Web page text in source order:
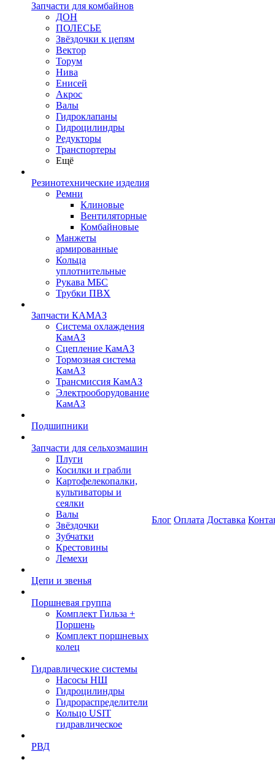
Запчасти для комбайнов
ДОН
ПОЛЕСЬЕ
Звёздочки к цепям
Вектор
Торум
Нива
Енисей
Акрос
Валы
Гидроклапаны
Гидроцилиндры
Редукторы
Транспортеры
Ещё
Резинотехнические изделия
Ремни
Клиновые
Вентиляторные
Комбайновые
Манжеты
армированные
Кольца
уплотнительные
Рукава МБС
Трубки ПВХ
Запчасти КАМАЗ
Система охлаждения
КамАЗ
Сцепление КамАЗ
Тормозная система
КамАЗ
Трансмиссия КамАЗ
Электрооборудование
КамАЗ
Подшипники
Запчасти для сельхозмашин
Плуги
Косилки и грабли
Картофелекопалки,
культиваторы и
сеялки
Валы
Звёздочки
Зубчатки
Крестовины
Лемехи
Цепи и звенья
Поршневая группа
Комплект Гильза +
Поршень
Комплект поршневых
колец
Гидравлические системы
Насосы НШ
Гидроцилиндры
Гидрораспределители
Кольцо USIT
гидравлическое
РВД
Блог Оплата Доставка